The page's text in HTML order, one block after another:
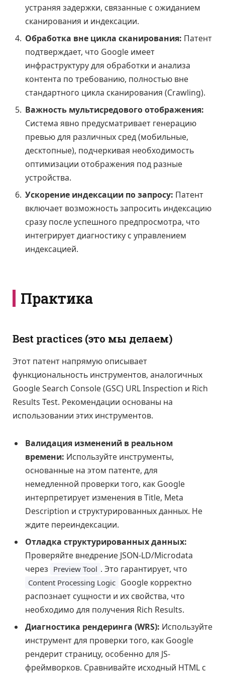
устраняя задержки, связанные с ожиданием
сканирования и индексации.
Обработка вне цикла сканирования: Патент
подтверждает, что Google имеет
инфраструктуру для обработки и анализа
контента по требованию, полностью вне
стандартного цикла сканирования (Crawling).
Важность мультисредового отображения:
Система явно предусматривает генерацию
превью для различных сред (мобильные,
десктопные), подчеркивая необходимость
оптимизации отображения под разные
устройства.
Ускорение индексации по запросу: Патент
включает возможность запросить индексацию
сразу после успешного предпросмотра, что
интегрирует диагностику с управлением
индексацией.
Практика
Best practices (это мы делаем)
Этот патент напрямую описывает
функциональность инструментов, аналогичных
Google Search Console (GSC) URL Inspection и Rich
Results Test. Рекомендации основаны на
использовании этих инструментов.
Валидация изменений в реальном
времени: Используйте инструменты,
основанные на этом патенте, для
немедленной проверки того, как Google
интерпретирует изменения в Title, Meta
Description и структурированных данных. Не
ждите переиндексации.
Отладка структурированных данных:
Проверяйте внедрение JSON-LD/Microdata
через Preview Tool . Это гарантирует, что
Content Processing Logic Google корректно
распознает сущности и их свойства, что
необходимо для получения Rich Results.
Диагностика рендеринга (WRS): Используйте
инструмент для проверки того, как Google
рендерит страницу, особенно для JS-
фреймворков. Сравнивайте исходный HTML с